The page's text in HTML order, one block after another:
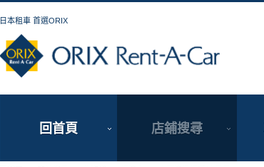
日本租車 首選ORIX
回首頁 店鋪搜尋